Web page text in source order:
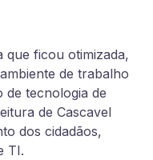
que ficou otimizada,
de trabalho
de tecnologia de
de Cascavel
dos cidadãos,
TI.